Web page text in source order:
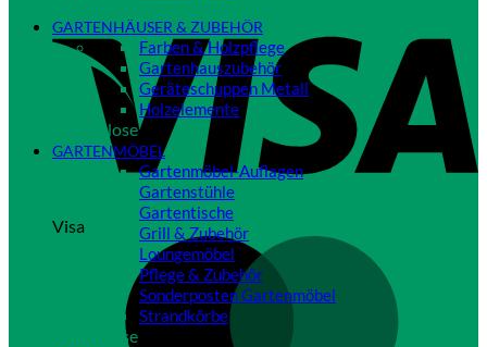
Visa
GARTENHÄUSER & ZUBEHÖR
Farben & Holzpflege
Gartenhauszubehör
Geräteschuppen Metall
Holzelemente
Close
GARTENMÖBEL
Gartenmöbel-Auflagen
Gartenstühle
Gartentische
Grill & Zubehör
Loungemöbel
Pflege & Zubehör
Sonderposten Gartenmöbel
Strandkörbe
Close